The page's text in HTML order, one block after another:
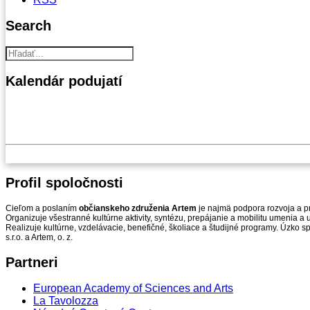
Search
Kalendár podujatí
Profil spoločnosti
Cieľom a poslaním občianskeho združenia Artem je najmä podpora rozvoja a
Organizuje všestranné kultúrne aktivity, syntézu, prepájanie a mobilitu umenia
Realizuje kultúrne, vzdelávacie, benefičné, školiace a študijné programy. Úzko
s.r.o. a Artem, o. z.
Partneri
European Academy of Sciences and Arts
La Tavolozza